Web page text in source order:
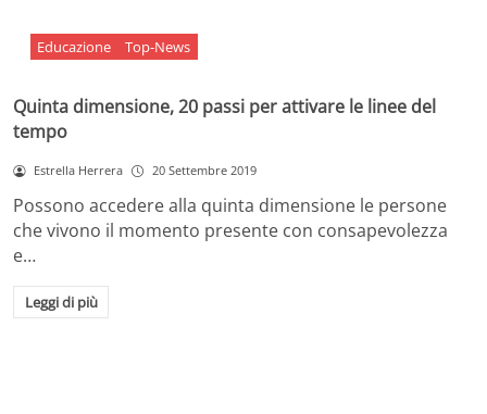
Educazione Top-News
Quinta dimensione, 20 passi per attivare le linee del
tempo
Estrella Herrera 20 Settembre 2019
Possono accedere alla quinta dimensione le persone
che vivono il momento presente con consapevolezza
e…
Leggi di più